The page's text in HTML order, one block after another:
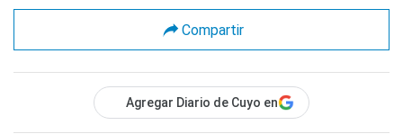
Compartir
Agregar Diario de Cuyo en